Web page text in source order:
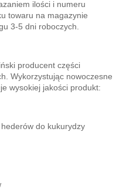
ilości i numeru
towaru na magazynie
3-5 dni roboczych.
producent części
Wykorzystując nowoczesne
wysokiej jakości produkt:
do kukurydzy